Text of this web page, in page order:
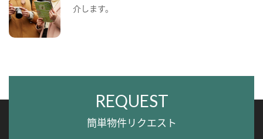
介します。
REQUEST
簡単物件リクエスト